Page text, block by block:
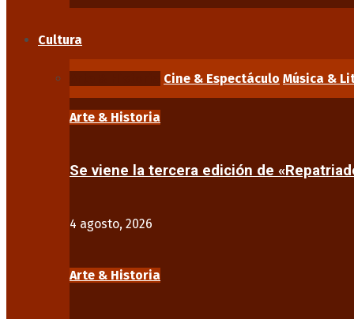
Cultura
Cine & Espectáculo Música &
Arte & Historia
Se viene la tercera edición de
4 agosto, 2026
Arte & Historia